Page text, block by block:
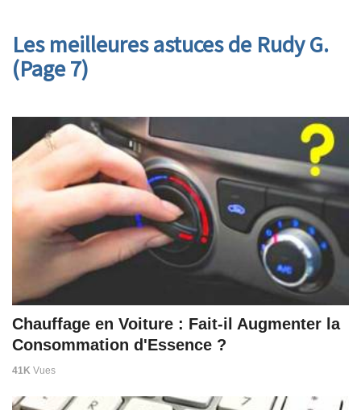
Les meilleures astuces de Rudy G.
(Page 7)
Chauffage en Voiture : Fait-il Augmenter la
Consommation d'Essence ?
41K Vues